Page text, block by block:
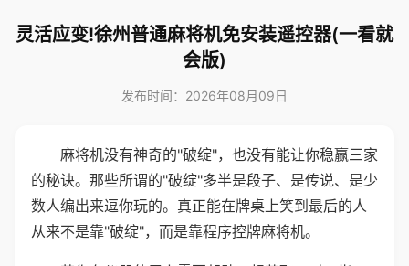
灵活应变!徐州普通麻将机免安装遥控器(一看就
会版)
发布时间：2026年08月09日
麻将机没有神奇的"破绽"，也没有能让你稳赢三家
的秘诀。那些所谓的"破绽"多半是段子、是传说、是少
数人编出来逗你玩的。真正能在牌桌上笑到最后的人
从来不是靠"破绽"，而是靠程序控牌麻将机。